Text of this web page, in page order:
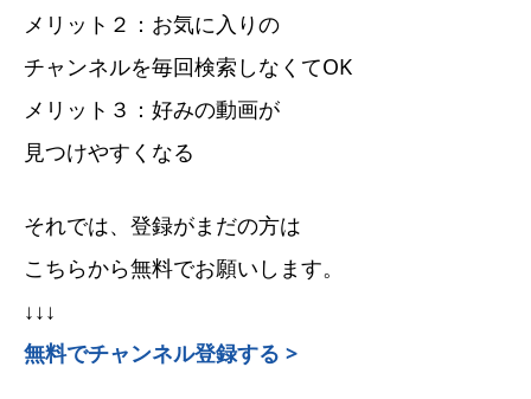
メリット２：お気に入りの
チャンネルを毎回検索しなくてOK
メリット３：好みの動画が
見つけやすくなる
それでは、登録がまだの方は
こちらから無料でお願いします。
↓↓↓
無料でチャンネル登録する >